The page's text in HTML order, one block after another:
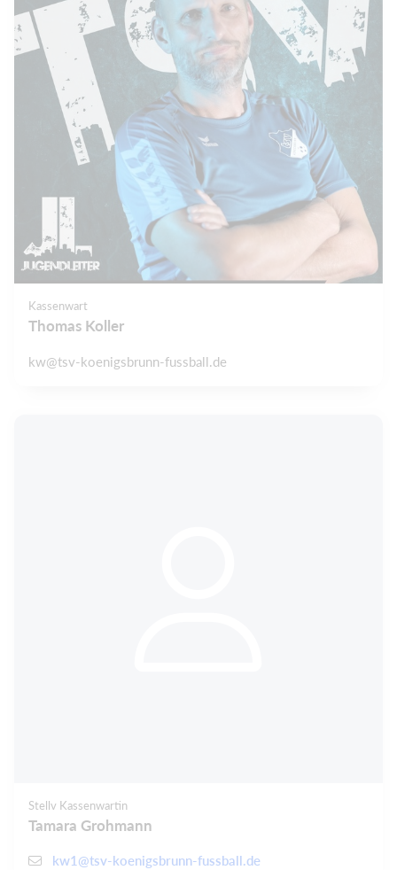
Kassenwart
Thomas Koller
kw@tsv-koenigsbrunn-fussball.de
Stellv Kassenwartin
Tamara Grohmann
kw1@tsv-koenigsbrunn-fussball.de